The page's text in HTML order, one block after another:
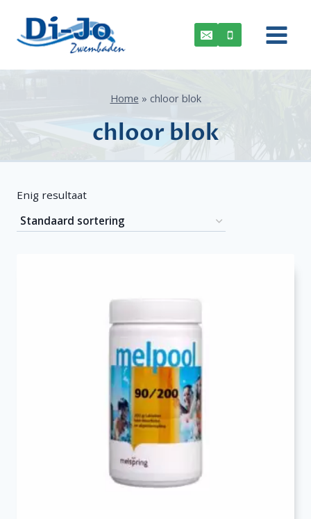
inhoud
Home » chloor blok
chloor blok
Enig resultaat